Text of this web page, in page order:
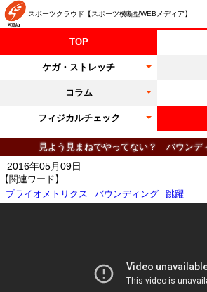
スポーツクラウド【スポーツ横断型WEBメディア】
TOP
ケガ・ストレッチ
コラム
フィジカルチェック
見よう見まねでやってない？ バウンデ
【関連ワード】
プライオメトリクス
バウンディング 跳躍
2016年05月09日